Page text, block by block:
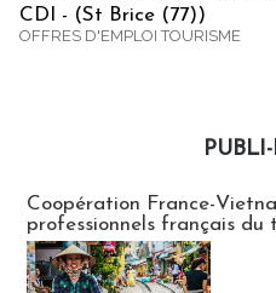
CDI - (St Brice (77))
OFFRES D'EMPLOI TOURISME
Coopération France-
professionnels français du